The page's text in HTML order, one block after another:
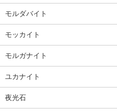
モルダバイト
モッカイト
モルガナイト
ユカナイト
夜光石